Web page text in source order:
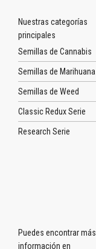
Nuestras categorías
principales
Semillas de Cannabis
Semillas de Marihuana
Semillas de Weed
Classic Redux Serie
Research Serie
Puedes encontrar más
información en